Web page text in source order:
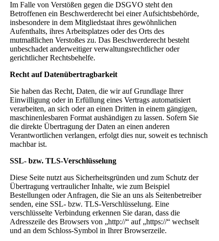
Im Falle von Verstößen gegen die DSGVO steht den
Betroffenen ein Beschwerderecht bei einer Aufsichtsbehörde,
insbesondere in dem Mitgliedstaat ihres gewöhnlichen
Aufenthalts, ihres Arbeitsplatzes oder des Orts des
mutmaßlichen Verstoßes zu. Das Beschwerderecht besteht
unbeschadet anderweitiger verwaltungsrechtlicher oder
gerichtlicher Rechtsbehelfe.
Recht auf Datenübertragbarkeit
Sie haben das Recht, Daten, die wir auf Grundlage Ihrer
Einwilligung oder in Erfüllung eines Vertrags automatisiert
verarbeiten, an sich oder an einen Dritten in einem gängigen,
maschinenlesbaren Format aushändigen zu lassen. Sofern Sie
die direkte Übertragung der Daten an einen anderen
Verantwortlichen verlangen, erfolgt dies nur, soweit es technisch
machbar ist.
SSL- bzw. TLS-Verschlüsselung
Diese Seite nutzt aus Sicherheitsgründen und zum Schutz der
Übertragung vertraulicher Inhalte, wie zum Beispiel
Bestellungen oder Anfragen, die Sie an uns als Seitenbetreiber
senden, eine SSL- bzw. TLS-Verschlüsselung. Eine
verschlüsselte Verbindung erkennen Sie daran, dass die
Adresszeile des Browsers von „http://“ auf „https://“ wechselt
und an dem Schloss-Symbol in Ihrer Browserzeile.